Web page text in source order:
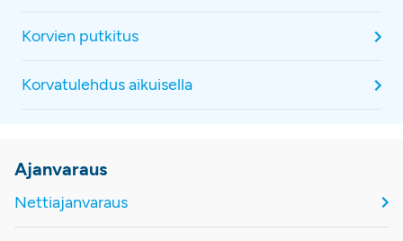
Korvien putkitus
Korvatulehdus aikuisella
Ajanvaraus
Nettiajanvaraus